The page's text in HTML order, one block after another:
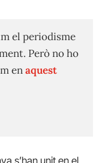
el periodisme
Però no ho
enaquest